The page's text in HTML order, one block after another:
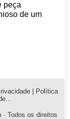
peça
de um
Política
· Todos os direitos